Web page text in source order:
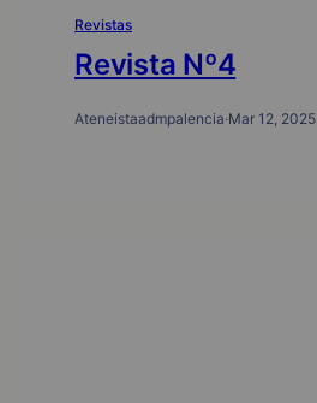
Revistas
Revista Nº4
Ateneistaadmpalencia·Mar 12, 2025